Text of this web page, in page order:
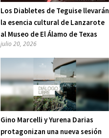
Los Diabletes de Teguise llevarán
la esencia cultural de Lanzarote
al Museo de El Álamo de Texas
julio 20, 2026
Gino Marcelli y Yurena Darias
protagonizan una nueva sesión